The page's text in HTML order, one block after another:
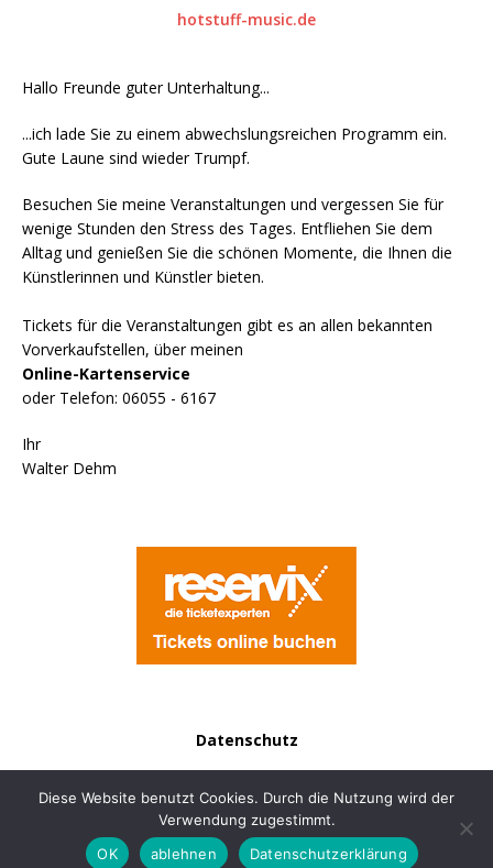
hotstuff-music.de
Hallo Freunde guter Unterhaltung...
...ich lade Sie zu einem abwechslungsreichen Programm ein.
Gute Laune sind wieder Trumpf.
Besuchen Sie meine Veranstaltungen und vergessen Sie für
wenige Stunden den Stress des Tages. Entfliehen Sie dem
Alltag und genießen Sie die schönen Momente, die Ihnen die
Künstlerinnen und Künstler bieten.
Tickets für die Veranstaltungen gibt es an allen bekannten
Vorverkaufstellen, über meinen
Online-Kartenservice
oder Telefon: 06055 - 6167
Ihr
Walter Dehm
Datenschutz
Diese Website benutzt Cookies. Durch die Nutzung wird der
Verwendung zugestimmt.
OK
ablehnen Datenschutzerklärung